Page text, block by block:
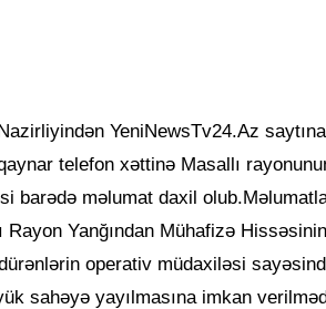
telefon xəttinə Masallı
barədə məlumat daxil
Rayon Yanğından Mühafizə
operativ müdaxiləsi
sahəyə yayılmasına imkan